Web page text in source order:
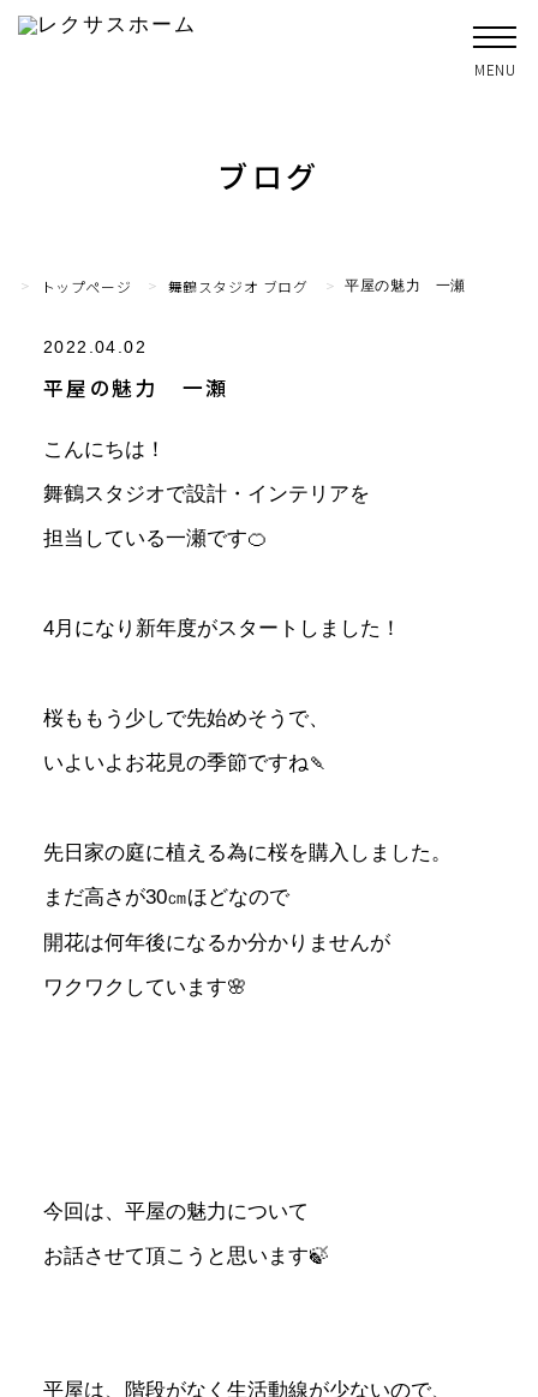
ブログ
トップページ 舞鶴スタジオ ブログ 平屋の魅力 一瀬
2022.04.02
平屋の魅力 一瀬
こんにちは！
舞鶴スタジオで設計・インテリアを
担当している一瀬です🍊
4月になり新年度がスタートしました！
桜ももう少しで先始めそうで、
いよいよお花見の季節ですね🍡
先日家の庭に植える為に桜を購入しました。
まだ高さが30㎝ほどなので
開花は何年後になるか分かりませんが
ワクワクしています🌸
今回は、平屋の魅力について
お話させて頂こうと思います🍃
平屋は、階段がなく生活動線が少ないので、